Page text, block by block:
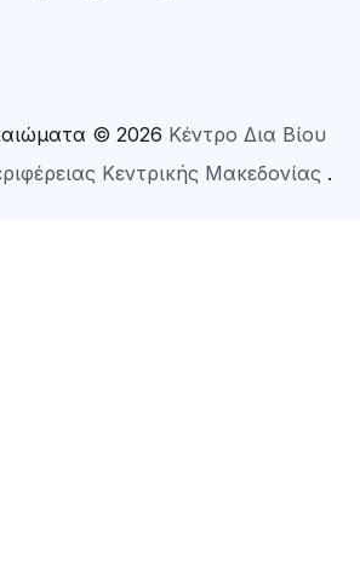
© 2026 Κέντρο Δια Βίου
Κεντρικής Μακεδονίας .